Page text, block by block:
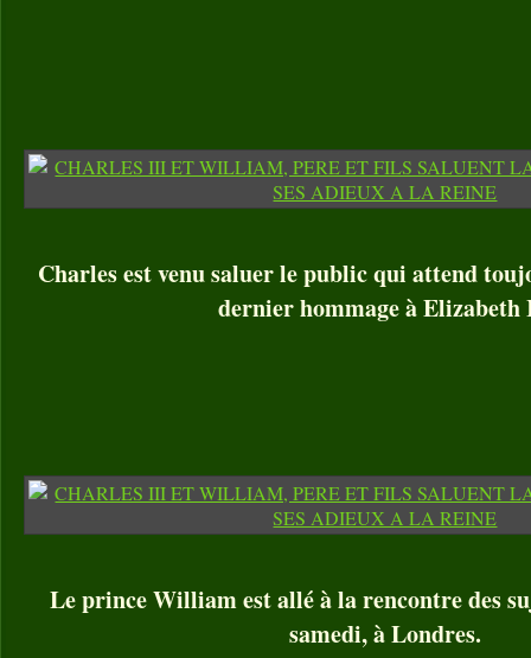
Charles est venu saluer le public qui attend
dernier hommage à
Le prince William est allé à la rencontre des
samedi, à Londres.